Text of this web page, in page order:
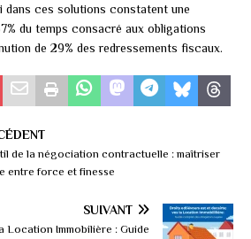
dans ces solutions constatent une
du temps consacré aux obligations
de 29% des redressements fiscaux.
de la négociation contractuelle : maîtriser
entre force et finesse
SUIVANT
Location Immobilière : Guide